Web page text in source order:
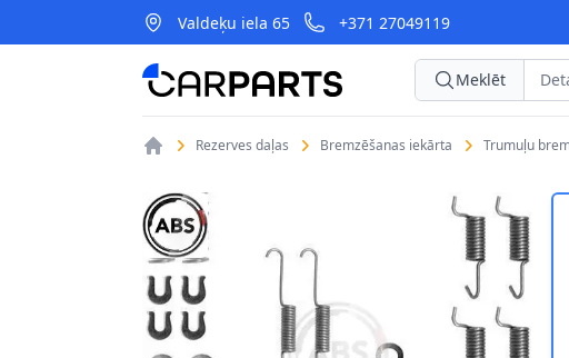
Valdeķu iela 65 +371 27049119
CarParts Meklēt
Rezerves daļas Bremzēšanas iekārta Trumuļu